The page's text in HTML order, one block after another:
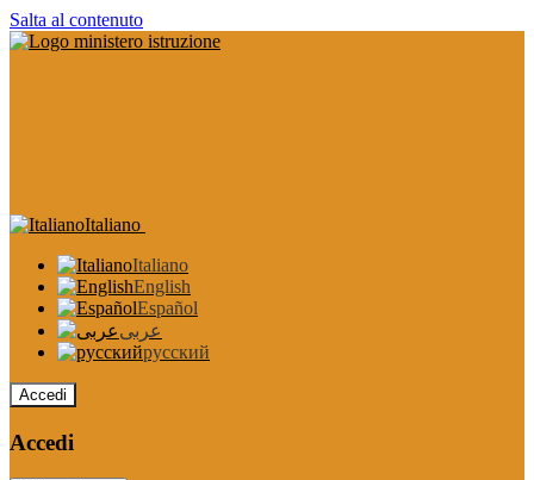
Salta al contenuto
Italiano
Italiano
English
Español
عربى
русский
Accedi
Accedi